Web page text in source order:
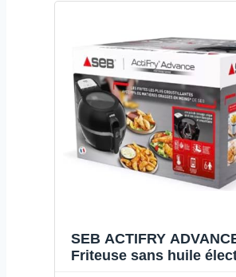
SEB ACTIFRY
Friteuse sans huile